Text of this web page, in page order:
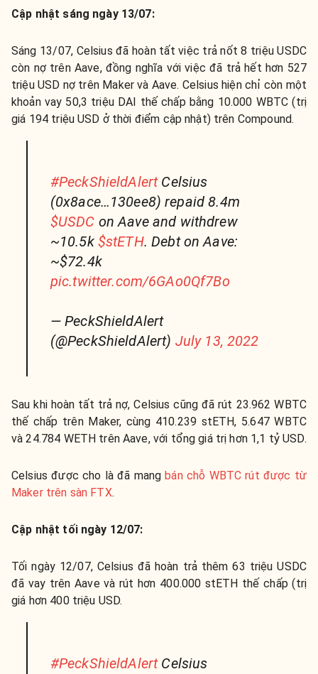
Cập nhật sáng ngày 13/07:
Sáng 13/07, Celsius đã hoàn tất việc trả nốt 8 triệu USDC
còn nợ trên Aave, đồng nghĩa với việc đã trả hết hơn 527
triệu USD nợ trên Maker và Aave. Celsius hiện chỉ còn một
khoản vay 50,3 triệu DAI thế chấp bằng 10.000 WBTC (trị
giá 194 triệu USD ở thời điểm cập nhật) trên Compound.
#PeckShieldAlertCelsius
(0x8ace…130ee8) repaid 8.4m
$USDC on Aave and withdrew
~10.5k $stETH. Debt on Aave:
~$72.4k
pic.twitter.com/6GAo0Qf7Bo
— PeckShieldAlert
(@PeckShieldAlert) July 13, 2022
Sau khi hoàn tất trả nợ, Celsius cũng đã rút 23.962 WBTC
thế chấp trên Maker, cùng 410.239 stETH, 5.647 WBTC
và 24.784 WETH trên Aave, với tổng giá trị hơn 1,1 tỷ USD.
Celsius được cho là đã mang bán chỗ WBTC rút được từ
Maker trên sàn FTX.
Cập nhật tối ngày 12/07:
Tối ngày 12/07, Celsius đã hoàn trả thêm 63 triệu USDC
đã vay trên Aave và rút hơn 400.000 stETH thế chấp (trị
giá hơn 400 triệu USD.
#PeckShieldAlertCelsius